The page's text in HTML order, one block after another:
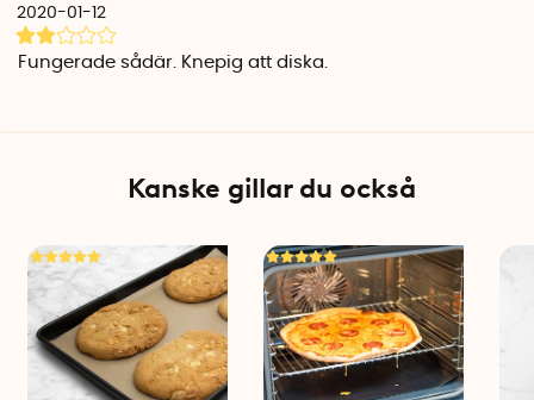
2020-01-12
Fungerade sådär. Knepig att diska.
Kanske gillar du också